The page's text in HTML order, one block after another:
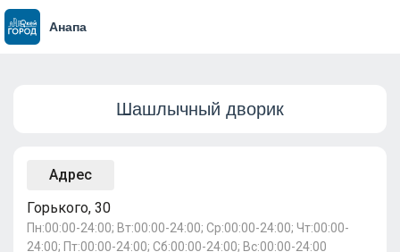
Анапа
Шашлычный дворик
Адрес
Горького, 30
Пн:00:00-24:00; Вт:00:00-24:00; Ср:00:00-24:00; Чт:00:00-
24:00; Пт:00:00-24:00; Сб:00:00-24:00; Вс:00:00-24:00